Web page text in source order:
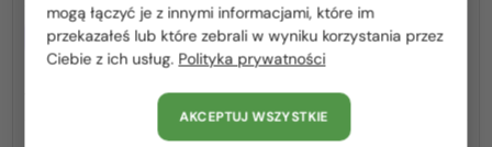
Z SOCZEWKĄ MONOFOKALNĄ
PLUS 275 PLN
VPP036S ICON - 0579 - 54
Z SOCZEWKĄ MONOFOKALNĄ
PLUS 275 PLN
VPP068S QUEEN - 0V64 - 57
974 PLN
România / RO
Magyarország / HU
United Arab Emirates / EN
Austria / AT
mogą łączyć je z innymi informacjami, które im
przekazałeś lub które zebrali w wyniku korzystania przez
Ciebie z ich usług. Polityka prywatności
AKCEPTUJ WSZYSTKIE